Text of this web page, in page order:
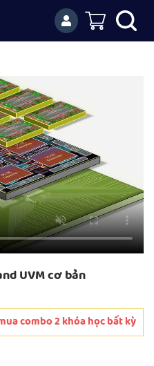
UVM cơ bản
combo 2 khóa học bất kỳ